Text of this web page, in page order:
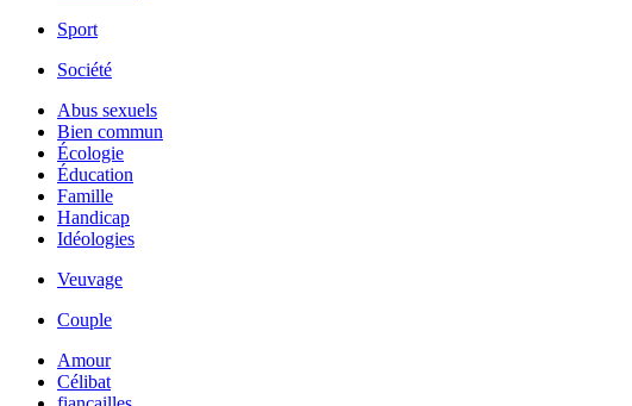
Sport
Société
Abus sexuels
Bien commun
Écologie
Éducation
Famille
Handicap
Idéologies
Veuvage
Couple
Amour
Célibat